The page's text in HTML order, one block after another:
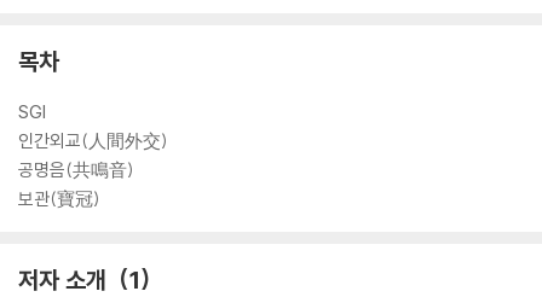
해 혼신을 다한 역사적인 회견을 한다. 또한 푸단대학교를 방문한 신이치
를 위해 성의와 신의의 행동을 계속해 갈 것을 맹세한다.
【공명음】
5월 3일 회장 취임 15주년을 축하하는 기념식전 석상에서 신이치의 제안
의탁할 그 멤버를 ‘신이치회’라고 명명한다. 그후 파리대학 소르본 캠퍼스
목차
SGI
인간외교(人間外交)
공명음(共鳴音)
보관(寶冠)
저자 소개 1